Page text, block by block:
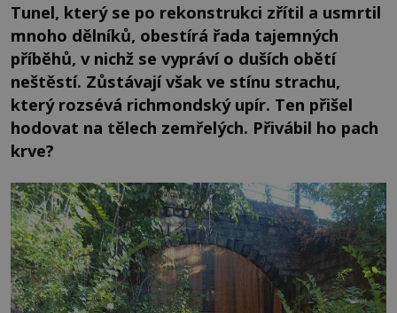
Tunel, který se po rekonstrukci zřítil a usmrtil
mnoho dělníků, obestírá řada tajemných
příběhů, v nichž se vypráví o duších obětí
neštěstí. Zůstávají však ve stínu strachu,
který rozsévá richmondský upír. Ten přišel
hodovat na tělech zemřelých. Přivábil ho pach
krve?